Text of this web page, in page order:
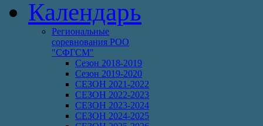
Календарь
Региональные
соревнования РОО
"СФГСМ"
Сезон 2018-2019
Сезон 2019-2020
СЕЗОН 2021-2022
СЕЗОН 2022-2023
СЕЗОН 2023-2024
СЕЗОН 2024-2025